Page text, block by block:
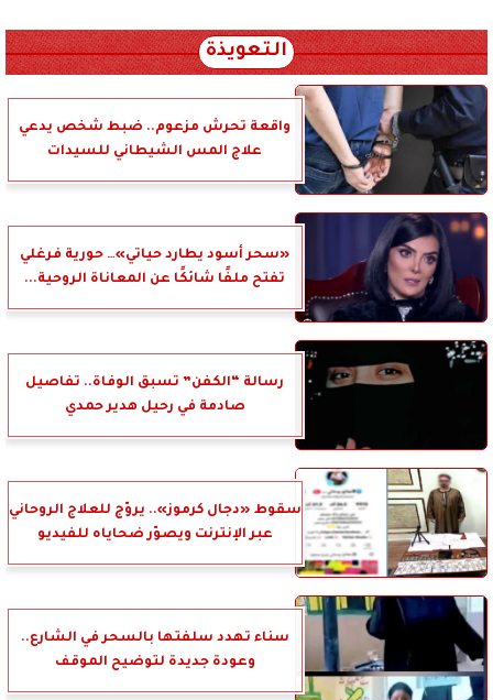
التعويذة
واقعة تحرش مزعوم.. ضبط شخص يدعي
علاج المس الشيطاني للسيدات
«سحر أسود يطارد حياتي»… حورية فرغلي
تفتح ملفًا شائكًا عن المعاناة الروحية...
رسالة “الكفن” تسبق الوفاة.. تفاصيل
صادمة في رحيل هدير حمدي
سقوط «دجال كرموز».. يروّج للعلاج الروحاني
عبر الإنترنت ويصوّر ضحاياه للفيديو
سناء تهدد سلفتها بالسحر في الشارع..
وعودة جديدة لتوضيح الموقف